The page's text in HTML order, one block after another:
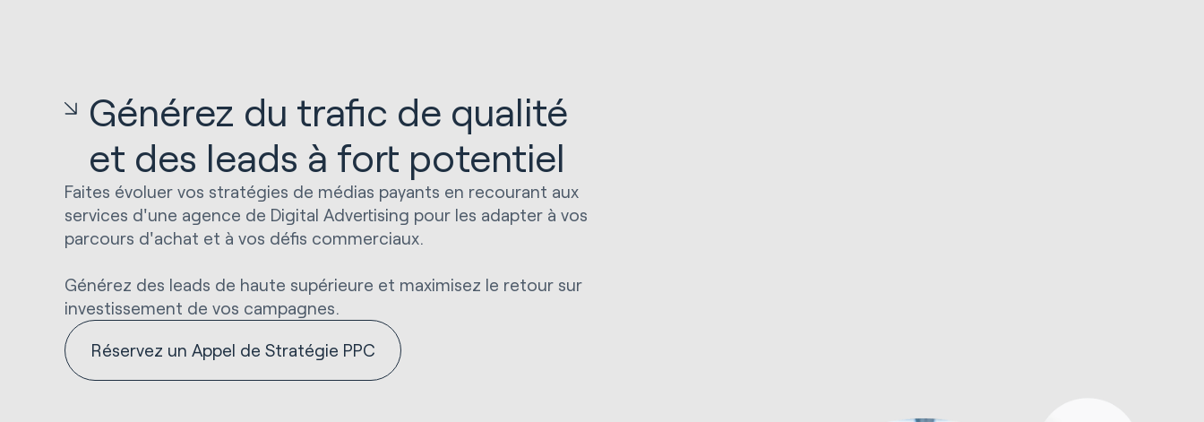
Générez du trafic de qualité
et des leads à fort potentiel
Faites évoluer vos stratégies de médias payants en recourant aux
services d'une agence de Digital Advertising pour les adapter à vos
parcours d'achat et à vos défis commerciaux.
Générez des leads de haute supérieure et maximisez le retour sur
investissement de vos campagnes.
Réservez un Appel de Stratégie PPC